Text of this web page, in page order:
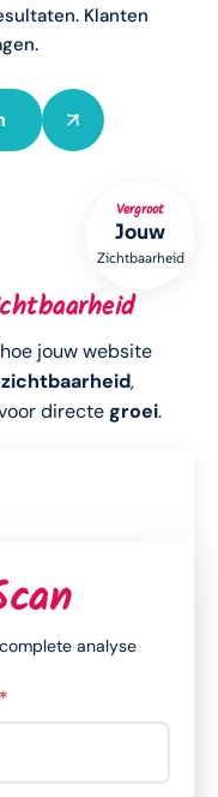
Klanten
Vergroot
Jouw
Zichtbaarheid
hoe jouw website
,
directegroei.
analyse
*